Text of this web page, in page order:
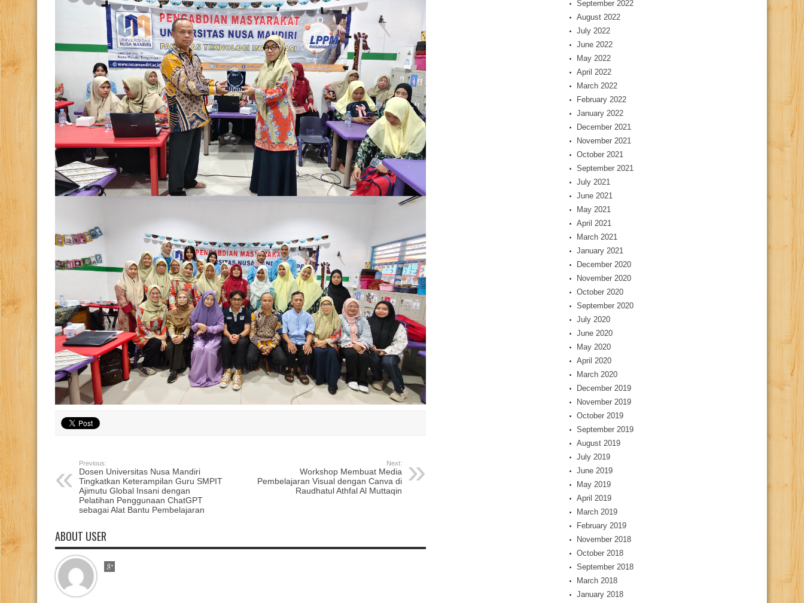
Previous:
Dosen Universitas Nusa Mandiri
Tingkatkan Keterampilan Guru SMPIT
Ajimutu Global Insani dengan
Pelatihan Penggunaan ChatGPT
sebagai Alat Bantu Pembelajaran
Next:
Workshop Membuat Media
Pembelajaran Visual dengan Canva di
Raudhatul Athfal Al Muttaqin
ABOUT USER
September 2022
August 2022
July 2022
June 2022
May 2022
April 2022
March 2022
February 2022
January 2022
December 2021
November 2021
October 2021
September 2021
July 2021
June 2021
May 2021
April 2021
March 2021
January 2021
December 2020
November 2020
October 2020
September 2020
July 2020
June 2020
May 2020
April 2020
March 2020
December 2019
November 2019
October 2019
September 2019
August 2019
July 2019
June 2019
May 2019
April 2019
March 2019
February 2019
November 2018
October 2018
September 2018
March 2018
January 2018